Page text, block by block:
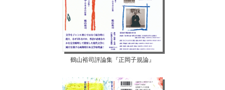
鶴山裕司評論集『正岡子規論』